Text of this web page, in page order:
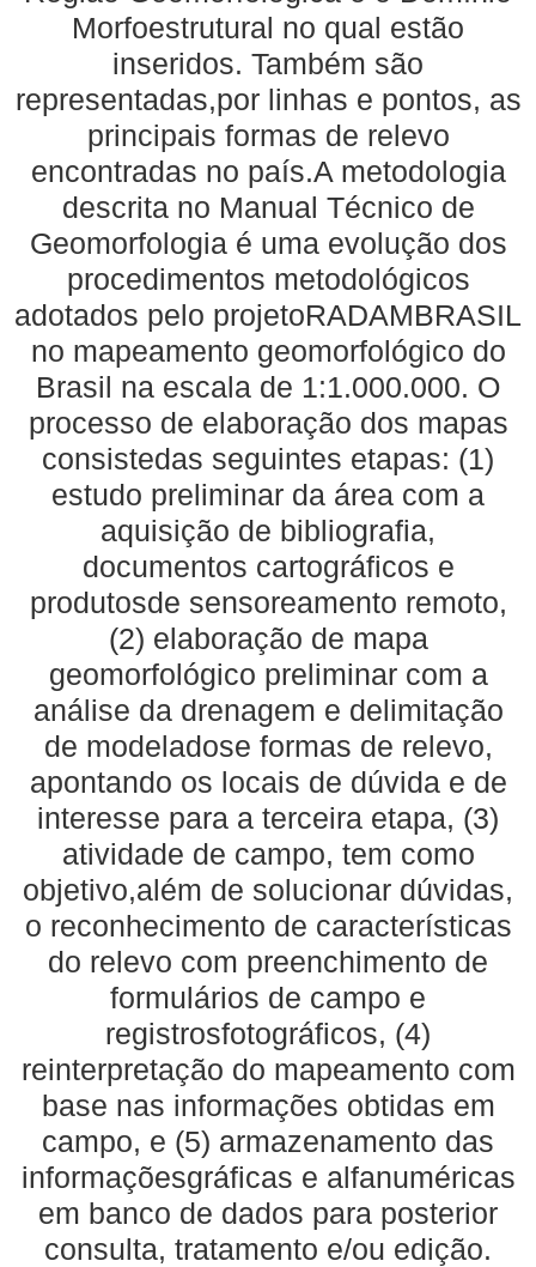
Morfoestrutural no qual estão
inseridos. Também são
representadas,por linhas e pontos, as
principais formas de relevo
encontradas no país.A metodologia
descrita no Manual Técnico de
Geomorfologia é uma evolução dos
procedimentos metodológicos
adotados pelo projetoRADAMBRASIL
no mapeamento geomorfológico do
Brasil na escala de 1:1.000.000. O
processo de elaboração dos mapas
consistedas seguintes etapas: (1)
estudo preliminar da área com a
aquisição de bibliografia,
documentos cartográficos e
produtosde sensoreamento remoto,
(2) elaboração de mapa
geomorfológico preliminar com a
análise da drenagem e delimitação
de modeladose formas de relevo,
apontando os locais de dúvida e de
interesse para a terceira etapa, (3)
atividade de campo, tem como
objetivo,além de solucionar dúvidas,
o reconhecimento de características
do relevo com preenchimento de
formulários de campo e
registrosfotográficos, (4)
reinterpretação do mapeamento com
base nas informações obtidas em
campo, e (5) armazenamento das
informaçõesgráficas e alfanuméricas
em banco de dados para posterior
consulta, tratamento e/ou edição.